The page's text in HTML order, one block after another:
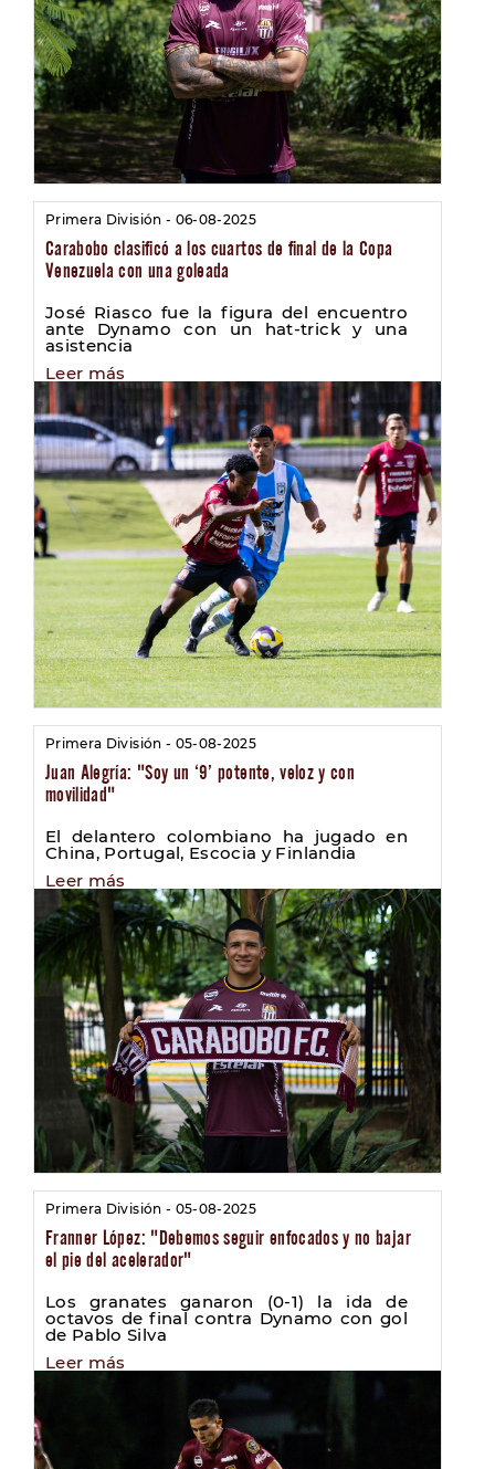
Primera División - 06-08-2025
Carabobo clasificó a los cuartos de final de la Copa
Venezuela con una goleada
José Riasco fue la figura del encuentro
ante Dynamo con un hat-trick y una
asistencia
Leer más
Primera División - 05-08-2025
Juan Alegría: "Soy un ‘9’ potente, veloz y con
movilidad"
El delantero colombiano ha jugado en
China, Portugal, Escocia y Finlandia
Leer más
Primera División - 05-08-2025
Franner López: "Debemos seguir enfocados y no bajar
el pie del acelerador"
Los granates ganaron (0-1) la ida de
octavos de final contra Dynamo con gol
de Pablo Silva
Leer más